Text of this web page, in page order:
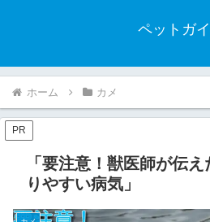
ペットガ
ホーム カメ
PR
「要注意！獣医師が伝
りやすい病気」